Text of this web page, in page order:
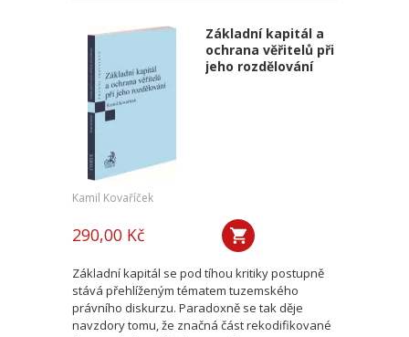
Základní kapitál a
ochrana věřitelů při
jeho rozdělování
Kamil Kovaříček
290,00 Kč
Základní kapitál se pod tíhou kritiky postupně
stává přehlíženým tématem tuzemského
právního diskurzu. Paradoxně se tak děje
navzdory tomu, že značná část rekodifikované